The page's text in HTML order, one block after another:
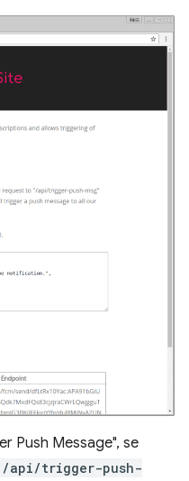
Push Message", se
/api/trigger-push-